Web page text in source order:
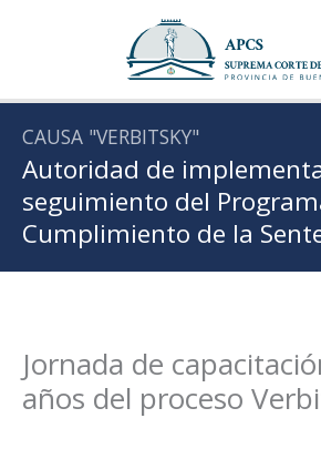
CAUSA "VERBITSKY"
Autoridad de
seguimiento del
Cumplimiento de la
Jornada de
años del proceso